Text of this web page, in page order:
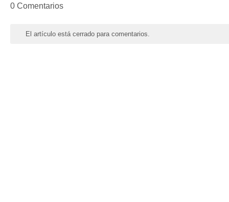
0 Comentarios
El artículo está cerrado para comentarios.